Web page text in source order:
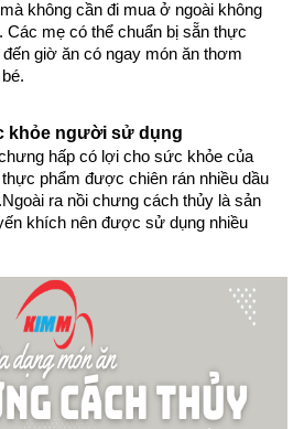
không cần đi mua ở ngoài không
Các mẹ có thể chuẩn bị sẵn thực
giờ ăn có ngay món ăn thơm
khỏe người sử dụng
hấp có lợi cho sức khỏe của
phẩm được chiên rán nhiều dầu
ra nồi chưng cách thủy là sản
khích nên được sử dụng nhiều